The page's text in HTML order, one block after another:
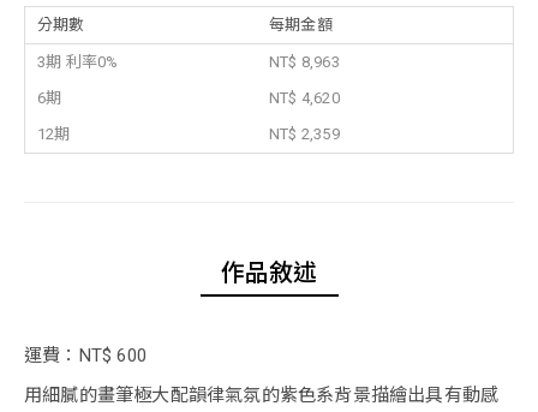
分期數 每期金額
3期 利率0%
NT$ 8,963
6期
NT$ 4,620
12期
NT$ 2,359
作品敘述
運費：NT$ 600
用細膩的畫筆極大配韻律氣氛的紫色系背景描繪出具有動感